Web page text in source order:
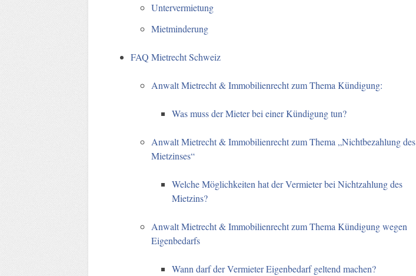
Untervermietung
Mietminderung
FAQ Mietrecht Schweiz
Anwalt Mietrecht & Immobilienrecht zum Thema Kündigung:
Was muss der Mieter bei einer Kündigung tun?
Anwalt Mietrecht & Immobilienrecht zum Thema „Nichtbezahlung des
Mietzinses“
Welche Möglichkeiten hat der Vermieter bei Nichtzahlung des
Mietzins?
Anwalt Mietrecht & Immobilienrecht zum Thema Kündigung wegen
Eigenbedarfs
Wann darf der Vermieter Eigenbedarf geltend machen?